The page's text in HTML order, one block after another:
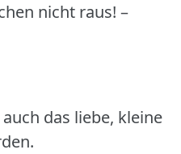
nicht raus! –
das liebe, kleine